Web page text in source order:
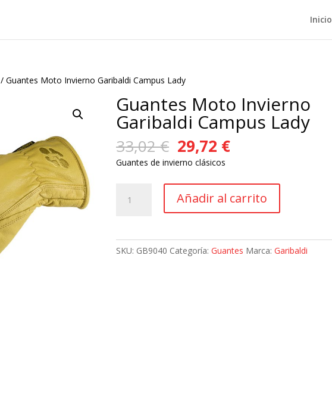
Inicio
/ Guantes Moto Invierno Garibaldi Campus Lady
Guantes Moto Invierno
Garibaldi Campus Lady
33,02€ El
precio
original
era:
33,02 €.
29,72 €El
es:
29,72 €.
Guantes de invierno clásicos
Moto
Añadir al carrito
SKU: GB9040 Categoría:Guantes Marca:Garibaldi